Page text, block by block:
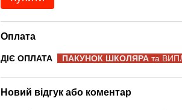
Оплата
ДІЄ ОПЛАТА ПАКУНОК ШКОЛЯРА та
Новий відгук або коментар